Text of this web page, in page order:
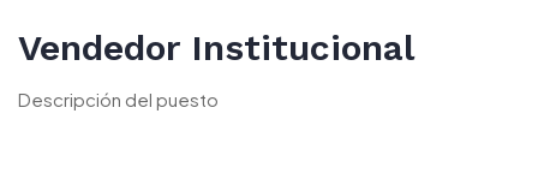
Vendedor Institucional
Descripción del puesto